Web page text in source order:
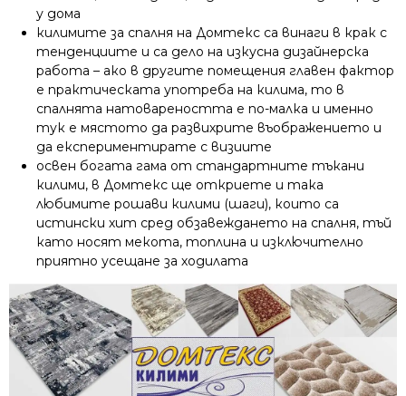
у дома
килимите за спалня на Домтекс са винаги в крак с
тенденциите и са дело на изкусна дизайнерска
работа – ако в другите помещения главен фактор
е практическата употреба на килима, то в
спалнята натовареността е по-малка и именно
тук е мястото да развихрите въображението и
да експериментирате с визиите
освен богата гама от стандартните тъкани
килими, в Домтекс ще откриете и така
любимите рошави килими (шаги), които са
истински хит сред обзавеждането на спалня, тъй
като носят мекота, топлина и изключително
приятно усещане за ходилата